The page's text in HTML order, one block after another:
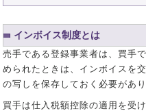
インボイス制度とは
売手である登録事業者は、買手
められたときは、インボイスを
の写しを保存しておく必要があり
買手は仕入税額控除の適用を受